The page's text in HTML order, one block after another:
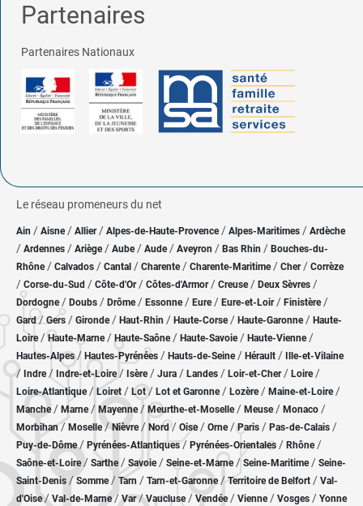
Partenaires
Partenaires Nationaux
Le réseau promeneurs du net
Ain / Aisne/ Allier/ Alpes-de-Haute-Provence / Alpes-Maritimes / Ardèche
/ Ardennes / Ariège/ Aube/ Aude / Aveyron / Bas Rhin / Bouches-du-
Rhône/ Calvados / Cantal / Charente / Charente-Maritime/ Cher / Corrèze
/ Corse-du-Sud / Côte-d'Or / Côtes-d'Armor/ Creuse/ Deux Sèvres /
Dordogne/ Doubs / Drôme/ Essonne / Eure/ Eure-et-Loir / Finistère/
Gard/Gers / Gironde/ Haut-Rhin / Haute-Corse/ Haute-Garonne/ Haute-
Loire/Haute-Marne/ Haute-Saône/ Haute-Savoie/ Haute-Vienne/
Hautes-Alpes/ Hautes-Pyrénées / Hauts-de-Seine/ Hérault / Ille-et-Vilaine
/ Indre/ Indre-et-Loire/ Isère/ Jura / Landes / Loir-et-Cher/ Loire/
Loire-Atlantique/ Loiret / Lot/ Lot et Garonne/ Lozère / Maine-et-Loire/
Manche/ Marne/ Mayenne/ Meurthe-et-Moselle/ Meuse/ Monaco /
Morbihan/ Moselle/ Nièvre / Nord/ Oise / Orne/Paris / Pas-de-Calais /
Puy-de-Dôme/ Pyrénées-Atlantiques / Pyrénées-Orientales / Rhône/
Saône-et-Loire/ Sarthe/ Savoie/ Seine-et-Marne/ Seine-Maritime/ Seine-
Saint-Denis /Somme/ Tarn / Tarn-et-Garonne/Territoire de Belfort / Val-
d'Oise/ Val-de-Marne/Var/Vaucluse/ Vendée/ Vienne/ Vosges / Yonne